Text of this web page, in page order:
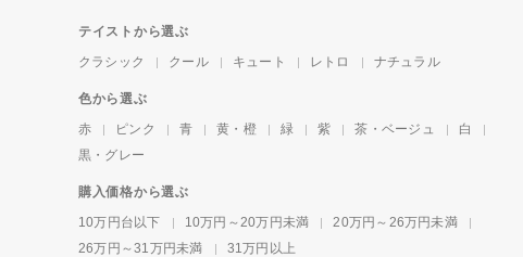
テイストから選ぶ
クラシック
クール キュート レトロ ナチュラル
色から選ぶ
赤
ピンク 青 黄・橙 緑 紫 茶・ベージュ
白
黒・グレー
購入価格から選ぶ
10万円台以下
10万円～20万円未満
20万円～26万円未満
26万円～31万円未満
31万円以上